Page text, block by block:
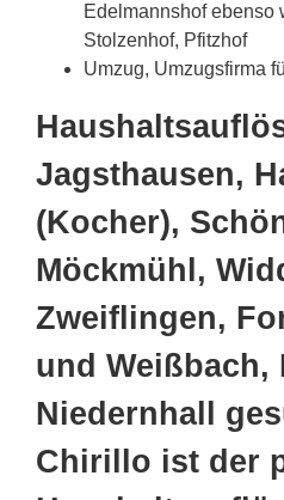
Edelmannshof ebenso
Stolzenhof, Pfitzhof
Umzug, Umzugsfirma
Jagsthausen,
(Kocher),
Möckmühl,
Zweiflingen,
und Weißbach,
Niedernhall
Chirillo ist der